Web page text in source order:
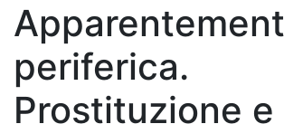
periferica.
Prostituzione e